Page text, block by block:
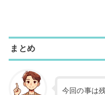
まとめ
今回の事は